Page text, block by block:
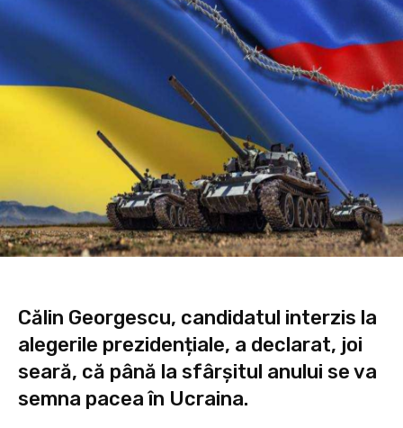
Călin Georgescu, candidatul interzis la
alegerile prezidențiale, a declarat, joi
seară, că până la sfârșitul anului se va
semna pacea în Ucraina.